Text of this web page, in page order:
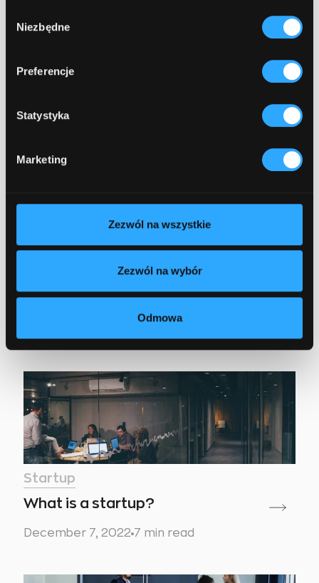
zgody
Niezbędne
Preferencje
Statystyka
Marketing
Zezwól na wszystkie
Zezwól na wybór
Odmowa
Startup
growth
February 14, 2023
cooperate with?
Startup
What is a startup?
December 7, 2022 7 min read